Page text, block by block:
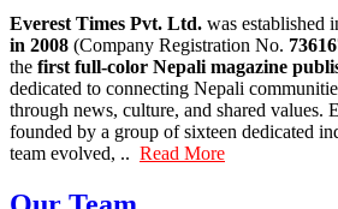
Everest Times Pvt. Ltd. was established
in 2008 (Company Registration No.
the first full-color Nepali magazine
dedicated to connecting Nepali
through news, culture, and shared values.
founded by a group of sixteen dedicated
team evolved, .. Read More